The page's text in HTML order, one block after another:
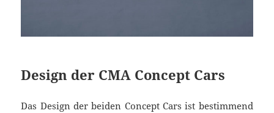
Design der CMA Concept Cars
Das Design der beiden Concept Cars ist bestimmend